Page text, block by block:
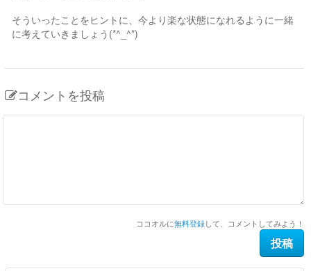
そういったことをヒントに、今より楽な状態になれるように一緒
に考えていきましょう(*^_^*)
コメントを投稿
ココオルに無料登録して、コメントしてみよう！